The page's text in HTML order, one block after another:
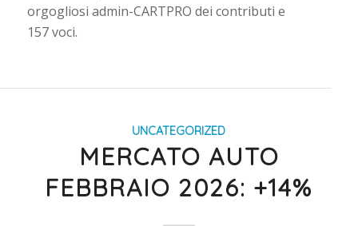
orgogliosi admin-CARTPRO dei contributi e
157 voci.
UNCATEGORIZED
MERCATO AUTO
FEBBRAIO 2026: +14%